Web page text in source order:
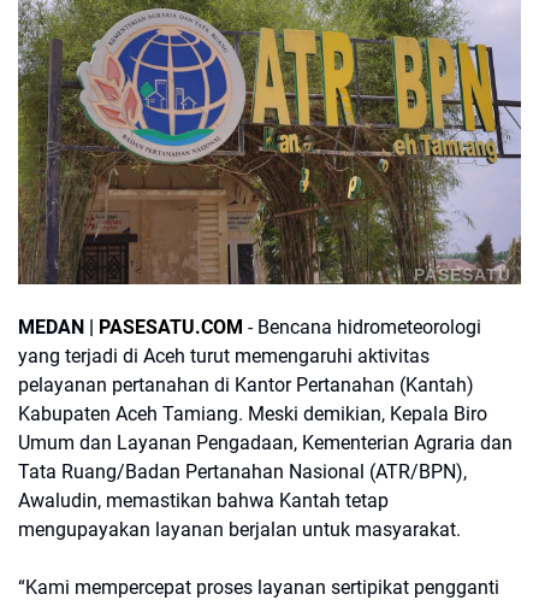
PASESATU
MEDAN | PASESATU.COM - Bencana hidrometeorologi
yang terjadi di Aceh turut memengaruhi aktivitas
pelayanan pertanahan di Kantor Pertanahan (Kantah)
Kabupaten Aceh Tamiang. Meski demikian, Kepala Biro
Umum dan Layanan Pengadaan, Kementerian Agraria dan
Tata Ruang/Badan Pertanahan Nasional (ATR/BPN),
Awaludin, memastikan bahwa Kantah tetap
mengupayakan layanan berjalan untuk masyarakat.
“Kami mempercepat proses layanan sertipikat pengganti